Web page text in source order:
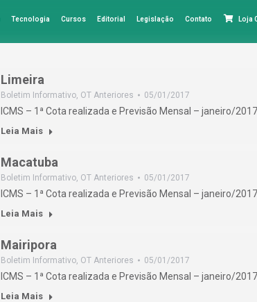
Tecnologia Cursos Editorial Legislação Contato Loja
Limeira
Boletim Informativo, OT Anteriores 05/01/2017
ICMS – 1ª Cota realizada e Previsão Mensal – janeiro/2017.
Leia Mais
Macatuba
Boletim Informativo, OT Anteriores 05/01/2017
ICMS – 1ª Cota realizada e Previsão Mensal – janeiro/2017.
Leia Mais
Mairipora
Boletim Informativo, OT Anteriores 05/01/2017
ICMS – 1ª Cota realizada e Previsão Mensal – janeiro/2017.
Leia Mais